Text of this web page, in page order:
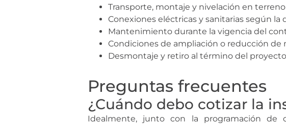
Transporte, montaje y nivelación en terreno
Conexiones eléctricas y sanitarias según
Mantenimiento durante la vigencia del
Condiciones de ampliación o reducción de
Desmontaje y retiro al término del proyecto
Preguntas frecuentes
¿Cuándo debo cotizar la
Idealmente, junto con la programación de